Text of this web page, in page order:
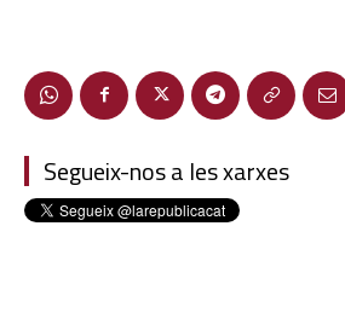
Segueix-nos a les xarxes